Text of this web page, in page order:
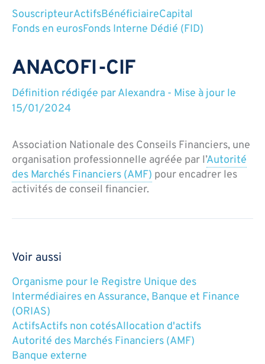
SouscripteurActifsBénéficiaireCapital
Fonds en eurosFonds Interne Dédié (FID)
ANACOFI-CIF
Définition rédigée parAlexandra - Mise à jour le
15/01/2024
Association Nationale des Conseils Financiers, une
organisation professionnelle agréée par l’Autorité
des Marchés Financiers (AMF) pour encadrer les
activités de conseil financier.
Voir aussi
Organisme pour le Registre Unique des
Intermédiaires en Assurance, Banque et Finance
(ORIAS)
ActifsActifs non cotésAllocation d'actifs
Autorité des Marchés Financiers (AMF)
Banque externe